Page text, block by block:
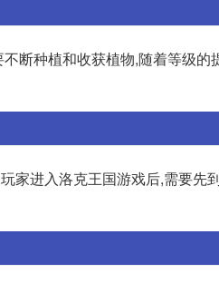
断种植和收获植物,随着等级
家进入洛克王国游戏后,需要先